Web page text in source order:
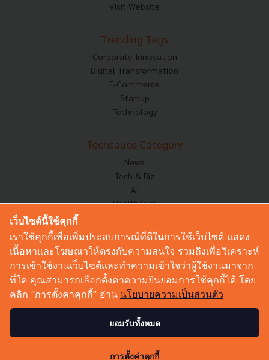
Visit Website
Trending Tags
Corporate Innovation
Digital Transformation
E-Commerce
Startup
Technology
Techsauce Category
News
Tech & Biz
AI
HealthTech
Corp Innov
Saucy Thoughts
Sustainable
Videos
Podcast
© Copyright 2026 :Techsauce All rights reserved.
เว็บไซต์นี้ใช้คุกกี้
เราใช้คุกกี้เพื่อเพิ่มประสบการณ์ที่ดีในการใช้เว็บไซต์ แสดง
เนื้อหาและโฆษณาให้ตรงกับความสนใจ รวมถึงเพื่อวิเคราะห์
การเข้าใช้งานเว็บไซต์และทำความเข้าใจว่าผู้ใช้งานมาจาก
ที่ใด คุณสามารถเลือกตั้งค่าความยินยอมการใช้คุกกี้ได้ โดย
คลิก “การตั้งค่าคุกกี้” อ่าน นโยบายความเป็นส่วนตัว
ยอมรับทั้งหมด
การตั้งค่าคุกกี้